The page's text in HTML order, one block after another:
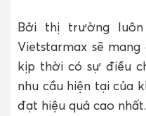
Bởi thị trường
Vietstarmax sẽ
kịp thời có sự điều
nhu cầu hiện tại của
đạt hiệu quả cao nhất.